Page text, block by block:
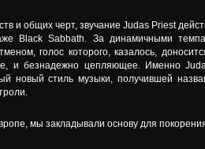
и общих черт, звучание Judas Priest
Black Sabbath. За динамичными
голос которого, казалось,
и безнадежно цепляющее. Именно
новый стиль музыки, получившей
мы закладывали основу для